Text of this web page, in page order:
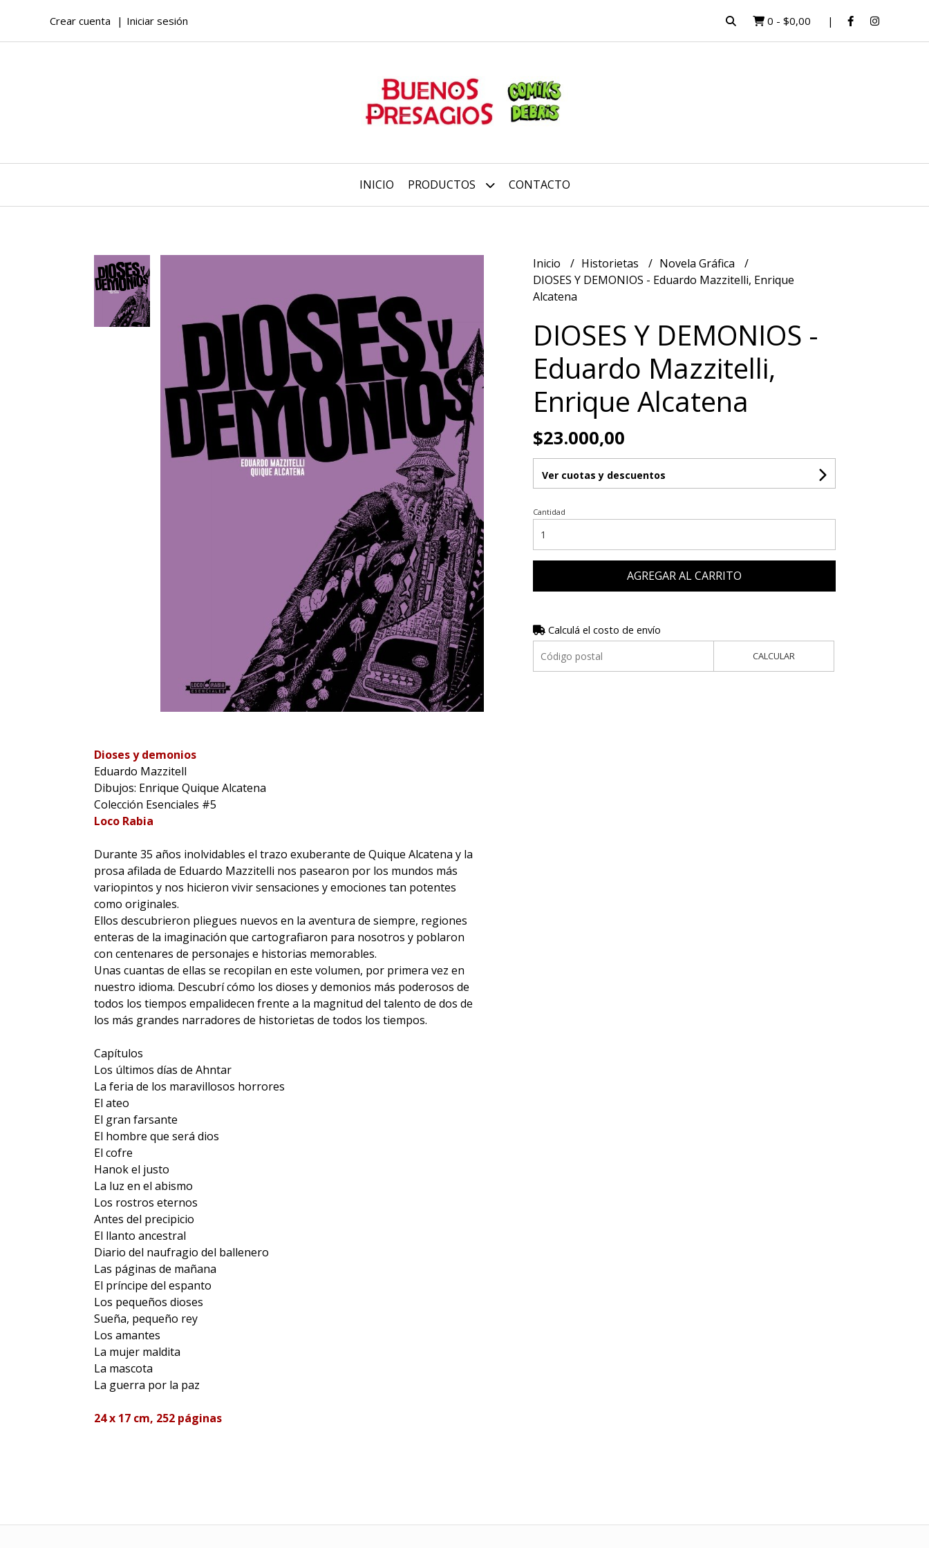
Crear cuenta Iniciar sesión 0 - $0,00
INICIO PRODUCTOS CONTACTO
Dioses y demonios
Eduardo Mazzitell
Dibujos: Enrique Quique Alcatena
Colección Esenciales #5
Loco Rabia
Durante 35 años inolvidables el trazo exuberante de Quique Alcatena y la
prosa afilada de Eduardo Mazzitelli nos pasearon por los mundos más
variopintos y nos hicieron vivir sensaciones y emociones tan potentes
como originales.
Ellos descubrieron pliegues nuevos en la aventura de siempre, regiones
enteras de la imaginación que cartografiaron para nosotros y poblaron
con centenares de personajes e historias memorables.
Unas cuantas de ellas se recopilan en este volumen, por primera vez en
nuestro idioma. Descubrí cómo los dioses y demonios más poderosos de
todos los tiempos empalidecen frente a la magnitud del talento de dos de
los más grandes narradores de historietas de todos los tiempos.
Capítulos
Los últimos días de Ahntar
La feria de los maravillosos horrores
El ateo
El gran farsante
El hombre que será dios
El cofre
Hanok el justo
La luz en el abismo
Los rostros eternos
Antes del precipicio
El llanto ancestral
Diario del naufragio del ballenero
Las páginas de mañana
El príncipe del espanto
Los pequeños dioses
Sueña, pequeño rey
Los amantes
La mujer maldita
La mascota
La guerra por la paz
24 x 17 cm, 252 páginas
Inicio Historietas
Novela Gráfica
DIOSES Y DEMONIOS - Eduardo Mazzitelli, Enrique
Alcatena
DIOSES Y DEMONIOS -
Eduardo Mazzitelli,
Enrique Alcatena
$23.000,00
Ver cuotas y descuentos
Cantidad
AGREGAR AL CARRITO
Calculá el costo de envío
CALCULAR